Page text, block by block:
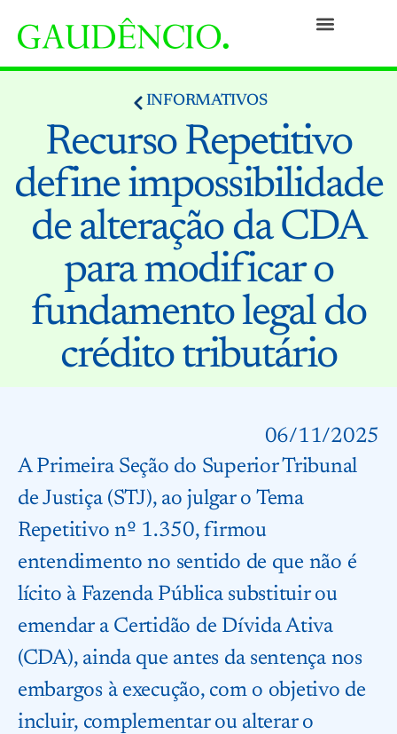
INFORMATIVOS
Recurso Repetitivo
define impossibilidade
de alteração da CDA
para modificar o
fundamento legal do
crédito tributário
06/11/2025
A Primeira Seção do Superior Tribunal
de Justiça (STJ), ao julgar o Tema
Repetitivo nº 1.350, firmou
entendimento no sentido de que não é
lícito à Fazenda Pública substituir ou
emendar a Certidão de Dívida Ativa
(CDA), ainda que antes da sentença nos
embargos à execução, com o objetivo de
incluir, complementar ou alterar o